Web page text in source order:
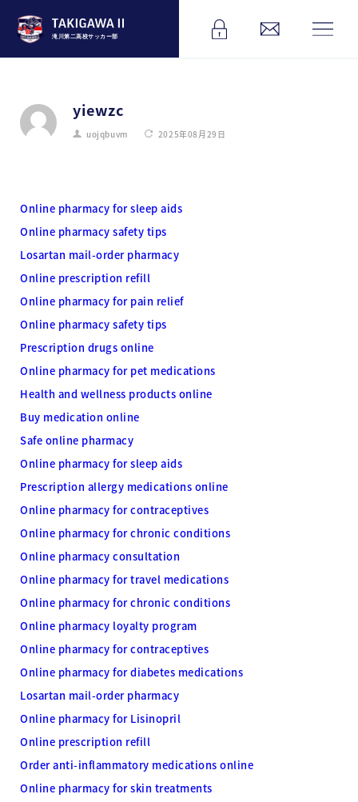
滝川第二高校サッカー部
yiewzc
uojqbuvm 2025年08月29日
Online pharmacy for sleep aids
Online pharmacy safety tips
Losartan mail-order pharmacy
Online prescription refill
Online pharmacy for pain relief
Online pharmacy safety tips
Prescription drugs online
Online pharmacy for pet medications
Health and wellness products online
Buy medication online
Safe online pharmacy
Online pharmacy for sleep aids
Prescription allergy medications online
Online pharmacy for contraceptives
Online pharmacy for chronic conditions
Online pharmacy consultation
Online pharmacy for travel medications
Online pharmacy for chronic conditions
Online pharmacy loyalty program
Online pharmacy for contraceptives
Online pharmacy for diabetes medications
Losartan mail-order pharmacy
Online pharmacy for Lisinopril
Online prescription refill
Order anti-inflammatory medications online
Online pharmacy for skin treatments